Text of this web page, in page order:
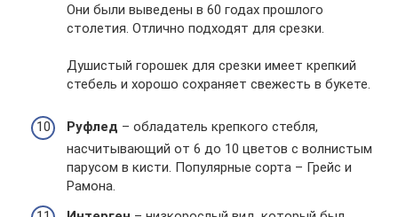
Они были выведены в 60 годах прошлого
столетия. Отлично подходят для срезки.
Душистый горошек для срезки имеет крепкий
стебель и хорошо сохраняет свежесть в букете.
Руфлед – обладатель крепкого стебля,
насчитывающий от 6 до 10 цветов с волнистым
парусом в кисти. Популярные сорта – Грейс и
Рамона.